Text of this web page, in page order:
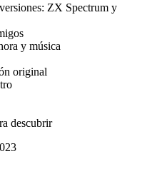
ZX Spectrum y
y música
original
descubrir